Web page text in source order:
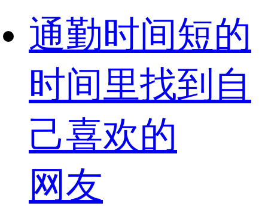
通勤时间短的
时间里找到自
己喜欢的
网友